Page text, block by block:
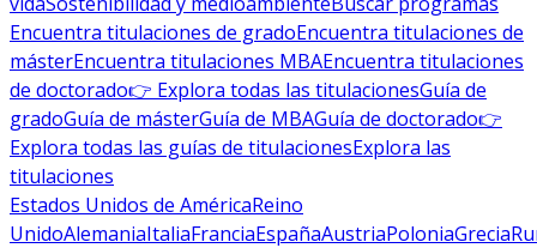
Encuentra titulaciones de gradoEncuentra titulaciones de
másterEncuentra titulaciones MBAEncuentra titulaciones
de doctorado👉 Explora todas las titulacionesGuía de
gradoGuía de másterGuía de MBAGuía de doctorado👉
Explora todas las guías de titulacionesExplora las
titulaciones
Estados Unidos de AméricaReino
UnidoAlemaniaItaliaFranciaEspañaAustriaPoloniaGrecia